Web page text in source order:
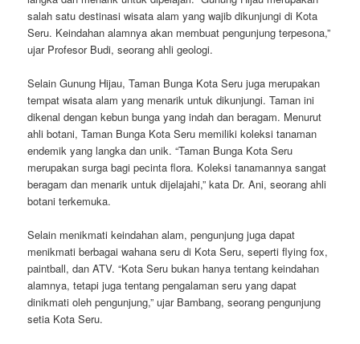
salah satu destinasi wisata alam yang wajib dikunjungi di Kota
Seru. Keindahan alamnya akan membuat pengunjung terpesona,”
ujar Profesor Budi, seorang ahli geologi.
Selain Gunung Hijau, Taman Bunga Kota Seru juga merupakan
tempat wisata alam yang menarik untuk dikunjungi. Taman ini
dikenal dengan kebun bunga yang indah dan beragam. Menurut
ahli botani, Taman Bunga Kota Seru memiliki koleksi tanaman
endemik yang langka dan unik. “Taman Bunga Kota Seru
merupakan surga bagi pecinta flora. Koleksi tanamannya sangat
beragam dan menarik untuk dijelajahi,” kata Dr. Ani, seorang ahli
botani terkemuka.
Selain menikmati keindahan alam, pengunjung juga dapat
menikmati berbagai wahana seru di Kota Seru, seperti flying fox,
paintball, dan ATV. “Kota Seru bukan hanya tentang keindahan
alamnya, tetapi juga tentang pengalaman seru yang dapat
dinikmati oleh pengunjung,” ujar Bambang, seorang pengunjung
setia Kota Seru.